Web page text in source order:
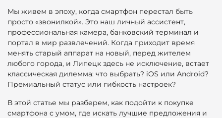
Мы живем в эпоху, когда смартфон перестал быть
просто «звонилкой». Это наш личный ассистент,
профессиональная камера, банковский терминал и
портал в мир развлечений. Когда приходит время
менять старый аппарат на новый, перед жителем
любого города, и Липецк здесь не исключение, встает
классическая дилемма: что выбрать? iOS или Android?
Премиальный статус или гибкость настроек?
В этой статье мы разберем, как подойти к покупке
смартфона с умом, где искать лучшие предложения и